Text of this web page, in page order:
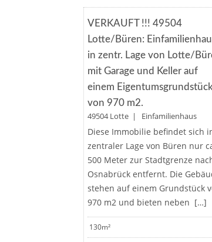
VERKAUFT
VERKAUFT !!! 49504
Lotte/Büren:
in zentr. Lage von Lotte/
mit Garage und Keller auf
einem Eigentumsgrundstück
von 970 m2.
49504 Lotte | Einfamilienhaus
Diese Immobilie befindet sich
zentraler Lage von Büren nur
500 Meter zur Stadtgrenze
Osnabrück entfernt. Die
stehen auf einem Grundstück
970 m2 und bieten neben […]
130m²